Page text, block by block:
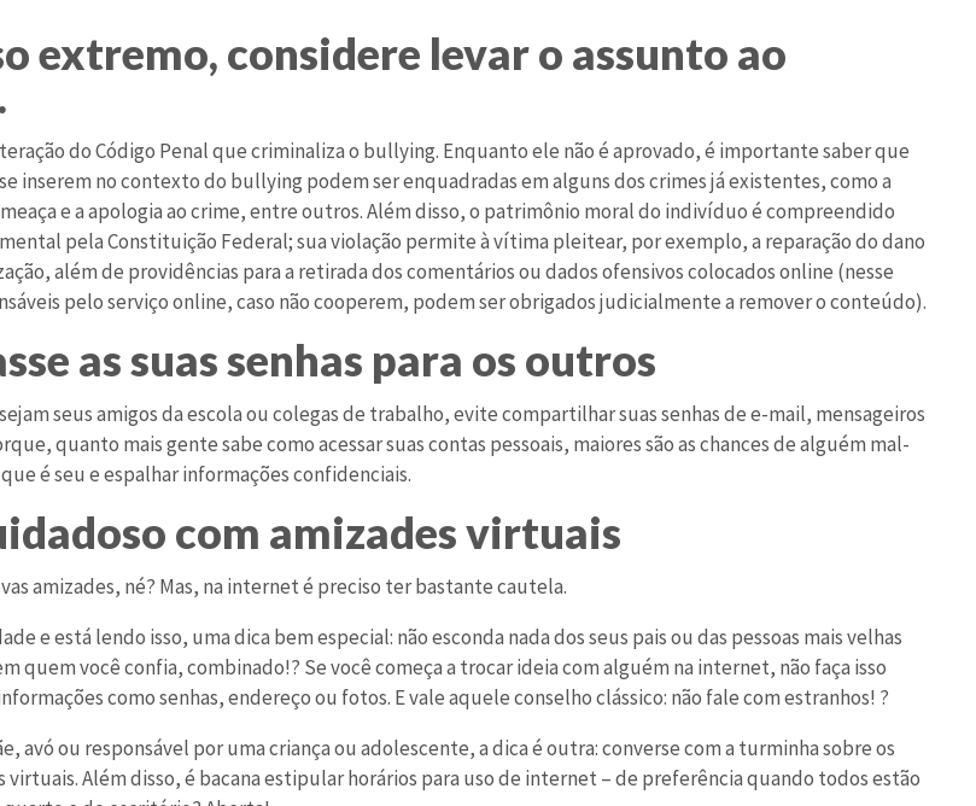
extremo, considere levar o assunto ao
do Código Penal que criminaliza o bullying. Enquanto ele não é aprovado, é importante saber que
inserem no contexto do bullying podem ser enquadradas em alguns dos crimes já existentes, como a
e a apologia ao crime, entre outros. Além disso, o patrimônio moral do indivíduo é compreendido
pela Constituição Federal; sua violação permite à vítima pleitear, por exemplo, a reparação do dano
além de providências para a retirada dos comentários ou dados ofensivos colocados online (nesse
pelo serviço online, caso não cooperem, podem ser obrigados judicialmente a remover o conteúdo).
as suas senhas para os outros
seus amigos da escola ou colegas de trabalho, evite compartilhar suas senhas de e-mail, mensageiros
quanto mais gente sabe como acessar suas contas pessoais, maiores são as chances de alguém mal-
é seu e espalhar informações confidenciais.
com amizades virtuais
amizades, né? Mas, na internet é preciso ter bastante cautela.
e está lendo isso, uma dica bem especial: não esconda nada dos seus pais ou das pessoas mais velhas
quem você confia, combinado!? Se você começa a trocar ideia com alguém na internet, não faça isso
como senhas, endereço ou fotos. E vale aquele conselho clássico: não fale com estranhos! ?
avó ou responsável por uma criança ou adolescente, a dica é outra: converse com a turminha sobre os
virtuais. Além disso, é bacana estipular horários para uso de internet – de preferência quando todos estão